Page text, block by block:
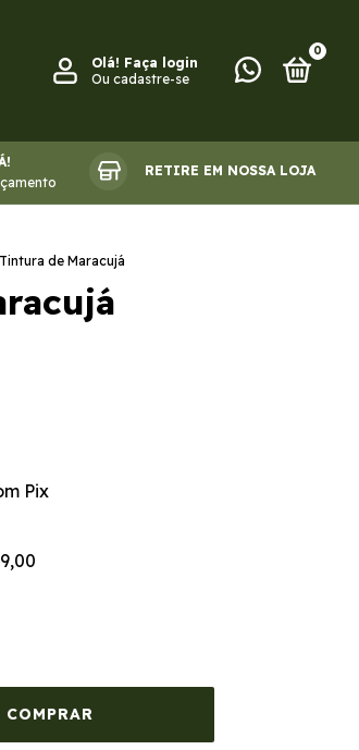
Olá! Faça login
Ou cadastre-se
0
RETIRE EM NOSSA LOJA
Tintura de Maracujá
Pix